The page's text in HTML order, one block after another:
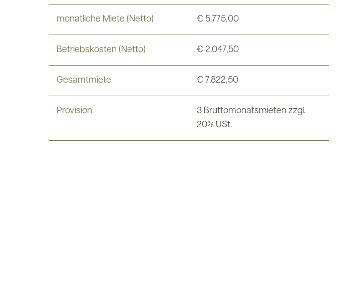
monatliche Miete (Netto) € 5.775,00
Betriebskosten (Netto) € 2.047,50
Gesamtmiete € 7.822,50
Provision
3 Bruttomonatsmieten zzgl.
20% USt.